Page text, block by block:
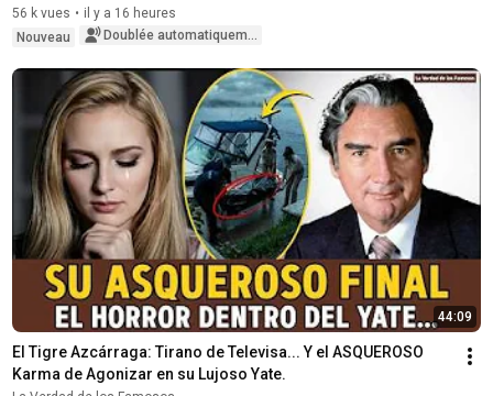
56 k vues • il y a 16 heures
Nouveau
Doublée automatiquement
44:09
El Tigre Azcárraga: Tirano de Televisa... Y el ASQUEROSO
Karma de Agonizar en su Lujoso Yate.